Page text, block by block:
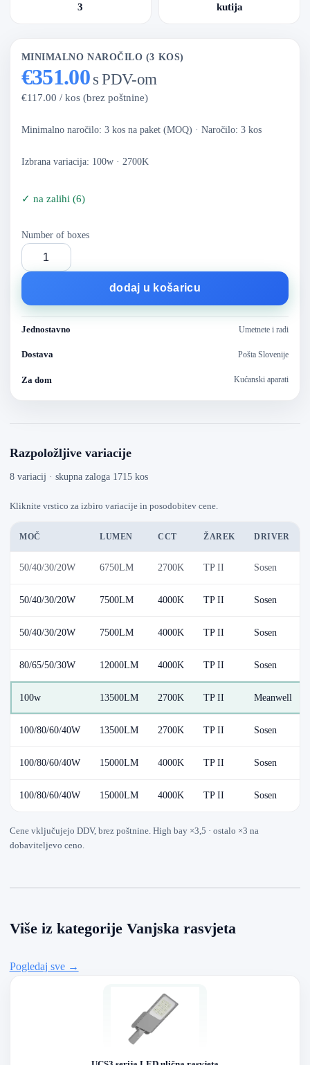
3 kutija
MINIMALNO NAROČILO (3 KOS)
€351.00s PDV-om
€117.00 / kos (brez poštnine)
Minimalno naročilo: 3 kos na paket (MOQ) · Naročilo: 3 kos
Izbrana variacija: 100w · 2700K
✓ na zalihi (6)
Number of boxes
dodaj u košaricu
Jednostavno Umetnete i radi
Dostava Pošta Slovenije
Za dom Kućanski aparati
Razpoložljive variacije
8 variacij · skupna zaloga 1715 kos
Kliknite vrstico za izbiro variacije in posodobitev cene.
MOČ LUMEN CCT ŽAREK DRIVER
50/40/30/20W 6750LM 2700K TP II Sosen
50/40/30/20W 7500LM 4000K TP II Sosen
50/40/30/20W 7500LM 4000K TP II Sosen
80/65/50/30W 12000LM 4000K TP II Sosen
100w 13500LM 2700K TP II Meanwell
100/80/60/40W 13500LM 2700K TP II Sosen
100/80/60/40W 15000LM 4000K TP II Sosen
100/80/60/40W 15000LM 4000K TP II Sosen
Cene vključujejo DDV, brez poštnine. High bay ×3,5 · ostalo ×3 na
dobaviteljevo ceno.
Više iz kategorije Vanjska rasvjeta
Pogledaj sve →